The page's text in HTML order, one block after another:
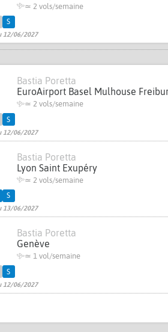
≃ 2 vols/semaine
12/06/2027
S
Bastia Poretta
EuroAirport Basel Mulhouse
≃ 2 vols/semaine
12/06/2027
S
Bastia Poretta
Lyon Saint Exupéry
≃ 2 vols/semaine
13/06/2027
S
Bastia Poretta
Genève
≃ 1 vol/semaine
12/06/2027
S